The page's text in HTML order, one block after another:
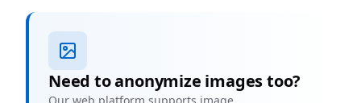
Need to anonymize images too?